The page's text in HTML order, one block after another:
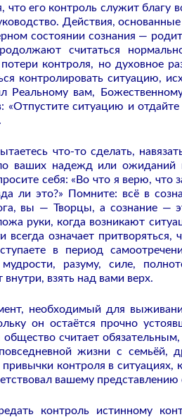
что его контроль служит благу
Действия,
состоянии сознания —
считаться
потери контроля, но духовное
контролировать ситуацию,
вам,
ситуацию и
что-то сделать,
ваших надежд или ожиданий
себя: «Во что я верю, что
ли это?» Помните: всё в
вы — Творцы, а сознание —
руки, когда возникают
всегда означает
в период
мудрости, разуму, силе,
взять над вами верх.
необходимый для
он остаётся прочно
считает
жизни с семьёй,
привычки контроля в
вашему представлению
контроль истинному